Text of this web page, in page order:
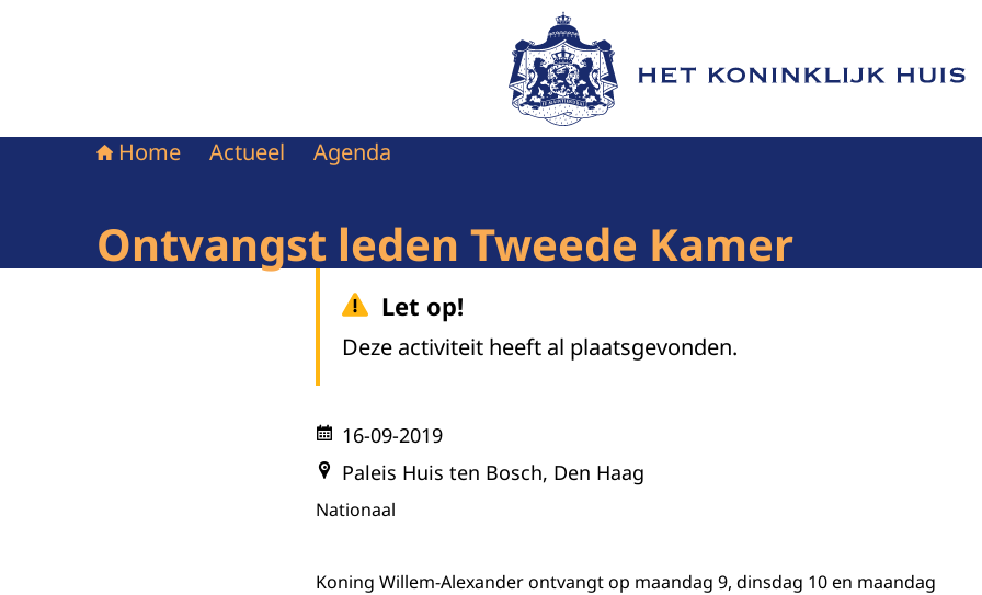
Naar de homepage van Het Koninklijk Huis
Home Actueel Agenda
Ontvangst leden Tweede Kamer
Let op!
Deze activiteit heeft al plaatsgevonden.
16-09-2019
Paleis Huis ten Bosch, Den Haag
Nationaal
Koning Willem-Alexander ontvangt op maandag 9, dinsdag 10 en maandag